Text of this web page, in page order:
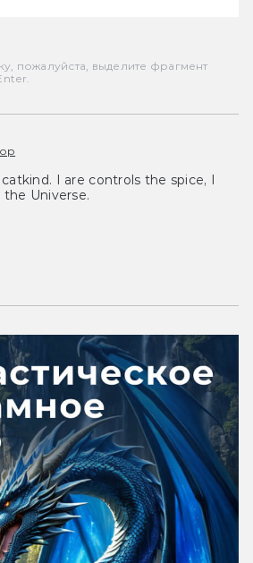
пожалуйста, выделите фрагмент
I are controls the spice, I
Universe.